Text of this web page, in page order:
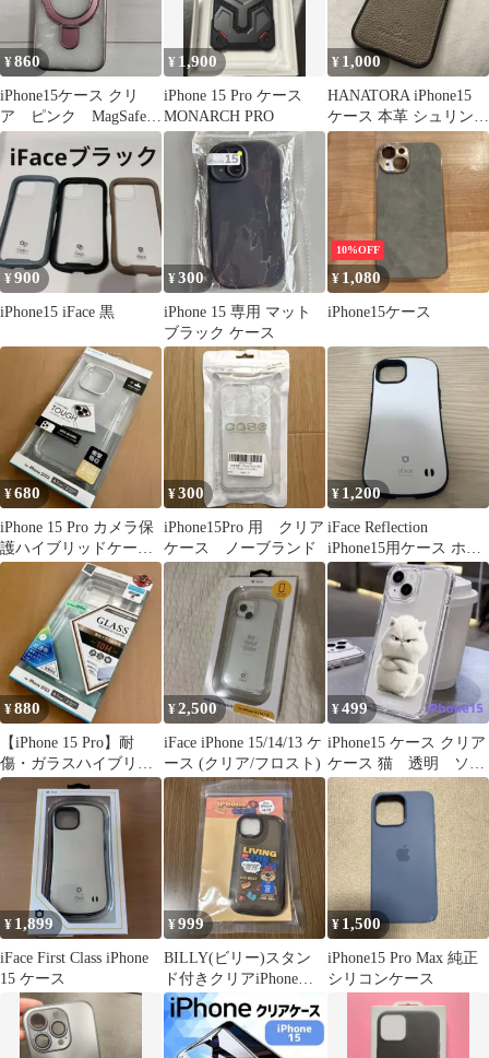
¥860
iPhone15ケース クリ
ア ピンク MagSafe付
き
¥ 1,900
iPhone 15 Pro ケース
MONARCH PRO
¥ 1,000
HANATORA iPhone15
ケース 本革 シュリンク
グレージュ
¥900
iPhone15 iFace 黒
¥300
iPhone 15 専用 マット
ブラック ケース
10%OFF
¥ 1,080
iPhone15ケース
¥680
iPhone 15 Pro カメラ保
護ハイブリッドケース
シルバー
¥300
iPhone15Pro 用 クリア
ケース ノーブランド
¥ 1,200
iFace Reflection
iPhone15用ケース ホワ
イト
¥880
【iPhone 15 Pro】耐
傷・ガラスハイブリッ
ドケース クリア
¥2,500
iFace iPhone 15/14/13 ケ
ース (クリア/フロスト)
¥499
iPhone15 ケース クリア
ケース 猫 透明 ソフ
トケース 新品未使用
¥ 1,899
iFace First Class iPhone
15 ケース
¥999
BILLY(ビリー)スタン
ド付きクリアiPhoneケ
ースiPhone14/15
¥ 1,500
iPhone15 Pro Max 純正
シリコンケース